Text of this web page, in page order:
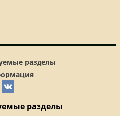
разделы
разделы